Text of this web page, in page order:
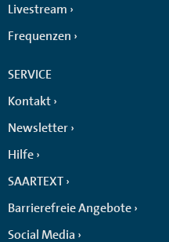
Livestream
Frequenzen
SERVICE
Kontakt
Newsletter
Hilfe
SAARTEXT
Barrierefreie Angebote
Social Media